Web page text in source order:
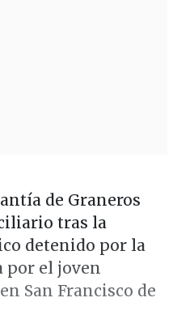
de Graneros
tras la
detenido por la
por el joven
en San Francisco de